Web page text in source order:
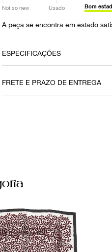
Not so new Usado Bom
A peça se encontra em estado
ESPECIFICAÇÕES
08032021
FRETE E PRAZO DE ENTREGA